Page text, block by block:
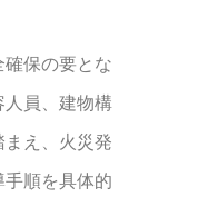
保の要とな
人員、建物構
え、火災発
順を具体的